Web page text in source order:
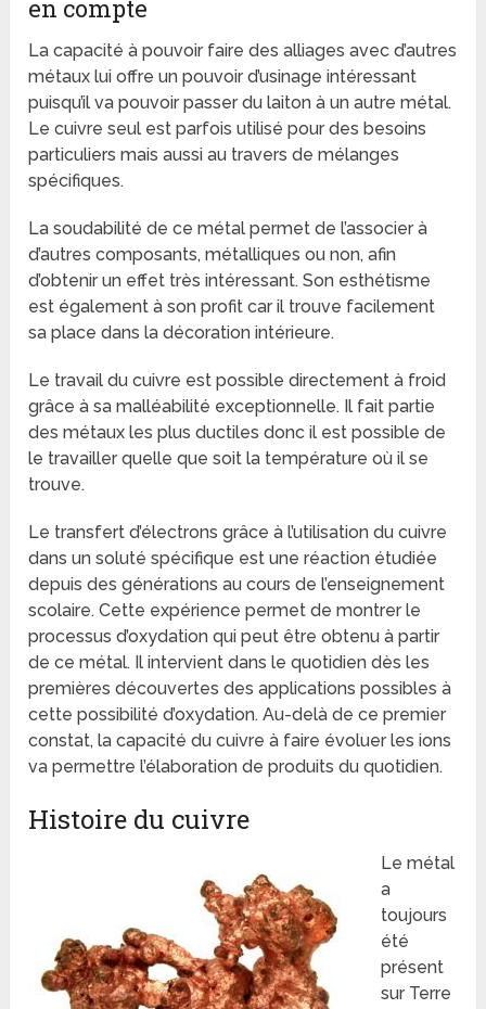
en compte
La capacité à pouvoir faire des alliages avec d’autres
métaux lui offre un pouvoir d’usinage intéressant
puisqu’il va pouvoir passer du laiton à un autre métal.
Le cuivre seul est parfois utilisé pour des besoins
particuliers mais aussi au travers de mélanges
spécifiques.
La soudabilité de ce métal permet de l’associer à
d’autres composants, métalliques ou non, afin
d’obtenir un effet très intéressant. Son esthétisme
est également à son profit car il trouve facilement
sa place dans la décoration intérieure.
Le travail du cuivre est possible directement à froid
grâce à sa malléabilité exceptionnelle. Il fait partie
des métaux les plus ductiles donc il est possible de
le travailler quelle que soit la température où il se
trouve.
Le transfert d’électrons grâce à l’utilisation du cuivre
dans un soluté spécifique est une réaction étudiée
depuis des générations au cours de l’enseignement
scolaire. Cette expérience permet de montrer le
processus d’oxydation qui peut être obtenu à partir
de ce métal. Il intervient dans le quotidien dès les
premières découvertes des applications possibles à
cette possibilité d’oxydation. Au-delà de ce premier
constat, la capacité du cuivre à faire évoluer les ions
va permettre l’élaboration de produits du quotidien.
Histoire du cuivre
Le métal
a
toujours
été
présent
sur Terre